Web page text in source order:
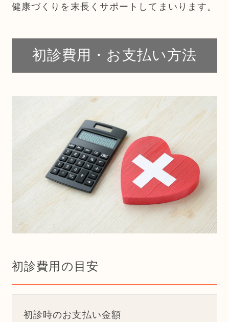
健康づくりを末長くサポートしてまいります。
初診費用・お支払い方法
初診費用の目安
初診時のお支払い金額